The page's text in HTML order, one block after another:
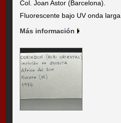
Col. Joan Astor (Barcelona).
Fluorescente bajo UV onda larga
Más información